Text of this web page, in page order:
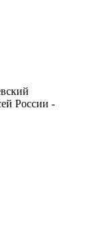
России -